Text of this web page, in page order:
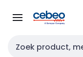
naar
naar
Zoekveld invoer